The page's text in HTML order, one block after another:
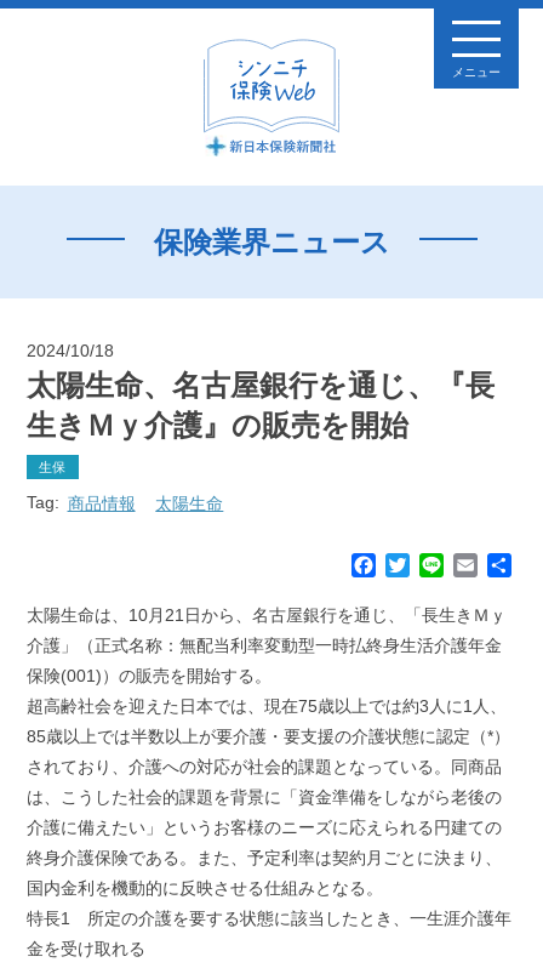
メニュー
保険業界ニュース
2024/10/18
太陽生命、名古屋銀行を通じ、『長
生きＭｙ介護』の販売を開始
生保
Tag: 商品情報 太陽生命
c
e
o
k
T
i
t
r
n
e
E
a
i
太陽生命は、10月21日から、名古屋銀行を通じ、「長生きＭｙ
介護」（正式名称：無配当利率変動型一時払終身生活介護年金
保険(001)）の販売を開始する。
超高齢社会を迎えた日本では、現在75歳以上では約3人に1人、
85歳以上では半数以上が要介護・要支援の介護状態に認定（*）
されており、介護への対応が社会的課題となっている。同商品
は、こうした社会的課題を背景に「資金準備をしながら老後の
介護に備えたい」というお客様のニーズに応えられる円建ての
終身介護保険である。また、予定利率は契約月ごとに決まり、
国内金利を機動的に反映させる仕組みとなる。
特長1 所定の介護を要する状態に該当したとき、一生涯介護年
金を受け取れる